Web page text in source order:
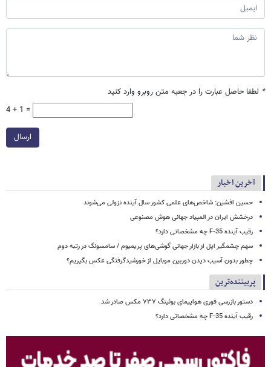
* لطفا حاصل عبارت را در جعبه متن روبرو وارد کنید
4 + 1 =
ارسال
آخرین اخبار
حسین افشین: شاخص‌های علمی کشور سال آینده نزولی می‌شوند
درخشش ایران در المپیاد جهانی هوش مصنوعی
رقیب آینده F-35 چه مشخصاتی دارد؟
سهم چشمگیر اپل از بازار جهانی گوشی‌های پریمیوم / سامسونگ در رتبه دوم
چطور بدون آسیب دیدن دوربین موبایل از خورشیدگرفتگی عکس بگیریم؟
پربیننده‌ترین
دستور بازرسی فوری هواپیمای بوئینگ ۷۳۷ مکس صادر شد
رقیب آینده F-35 چه مشخصاتی دارد؟